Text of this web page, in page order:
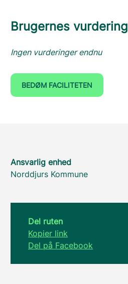
Brugernes vurdering
Ingen vurderinger endnu
BEDØM FACILITETEN
Ansvarlig enhed
Norddjurs Kommune
Del ruten
Kopier link
Del på Facebook